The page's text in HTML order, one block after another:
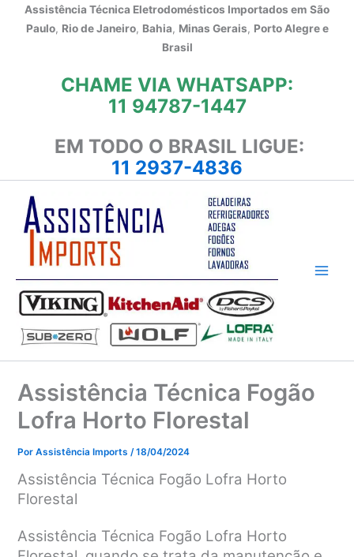
Assistência Técnica Eletrodomésticos Importados em São
Paulo, Rio de Janeiro, Bahia, Minas Gerais, Porto Alegre e
Brasil
CHAME VIA WHATSAPP:
11 94787-1447
EM TODO O BRASIL LIGUE:
11 2937-4836
Assistência Técnica Fogão
Lofra Horto Florestal
PorAssistência Imports/18/04/2024
Assistência Técnica Fogão Lofra Horto
Florestal
Assistência Técnica Fogão Lofra Horto